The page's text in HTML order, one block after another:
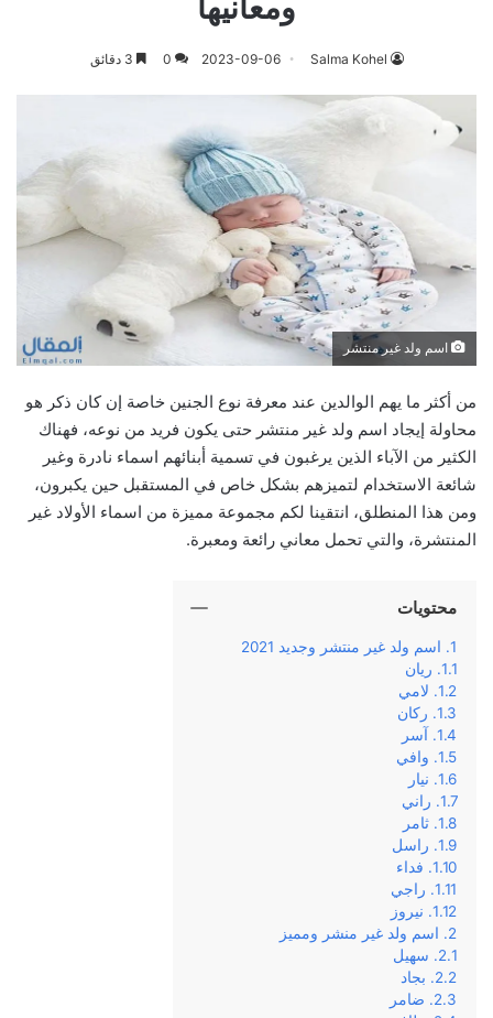
ومعانيها
Salma Kohel
2023-09-06
0
اسم ولد غير منتشر
من أكثر ما يهم الوالدين عند معرفة نوع الجنين خاصة إن كان ذكر هو
محاولة إيجاد اسم ولد غير منتشر حتى يكون فريد من نوعه، فهناك
الكثير من الآباء الذين يرغبون في تسمية أبنائهم اسماء نادرة وغير
شائعة الاستخدام لتميزهم بشكل خاص في المستقبل حين يكبرون،
ومن هذا المنطلق، انتقينا لكم مجموعة مميزة من اسماء الأولاد غير
المنتشرة، والتي تحمل معاني رائعة ومعبرة.
محتويات
اسم ولد غير منتشر وجديد 2021
ريان
لامي
ركان
آسر
وافي
نيار
راني
ثامر
راسل
فداء
راجي
نيروز
اسم ولد غير منشر ومميز
سهيل
بجاد
ضامر